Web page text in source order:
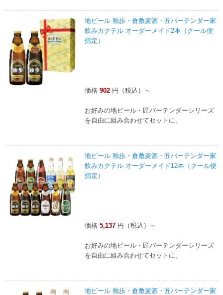
地ビール 独歩・倉敷麦酒・匠バーテンダー家
飲みカクテル オーダーメイド2本（クール便
指定）
価格 902 円（税込）～
お好みの地ビール・匠バーテンダーシリーズ
を自由に組み合わせてセットに。
地ビール 独歩・倉敷麦酒・匠バーテンダー家
飲みカクテル オーダーメイド12本（クール便
指定）
価格 5,137 円（税込）～
お好みの地ビール・匠バーテンダーシリーズ
を自由に組み合わせてセットに。
地ビール 独歩・倉敷麦酒・匠バーテンダー家